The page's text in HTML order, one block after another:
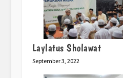
Laylatus Sholawat
September 3, 2022